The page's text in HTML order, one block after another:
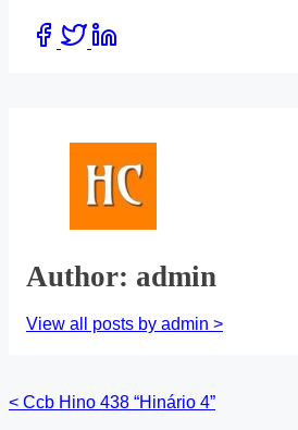
Share
Author: admin
View all posts by admin >
Posts
< Ccb Hino 438 “Hinário 4”